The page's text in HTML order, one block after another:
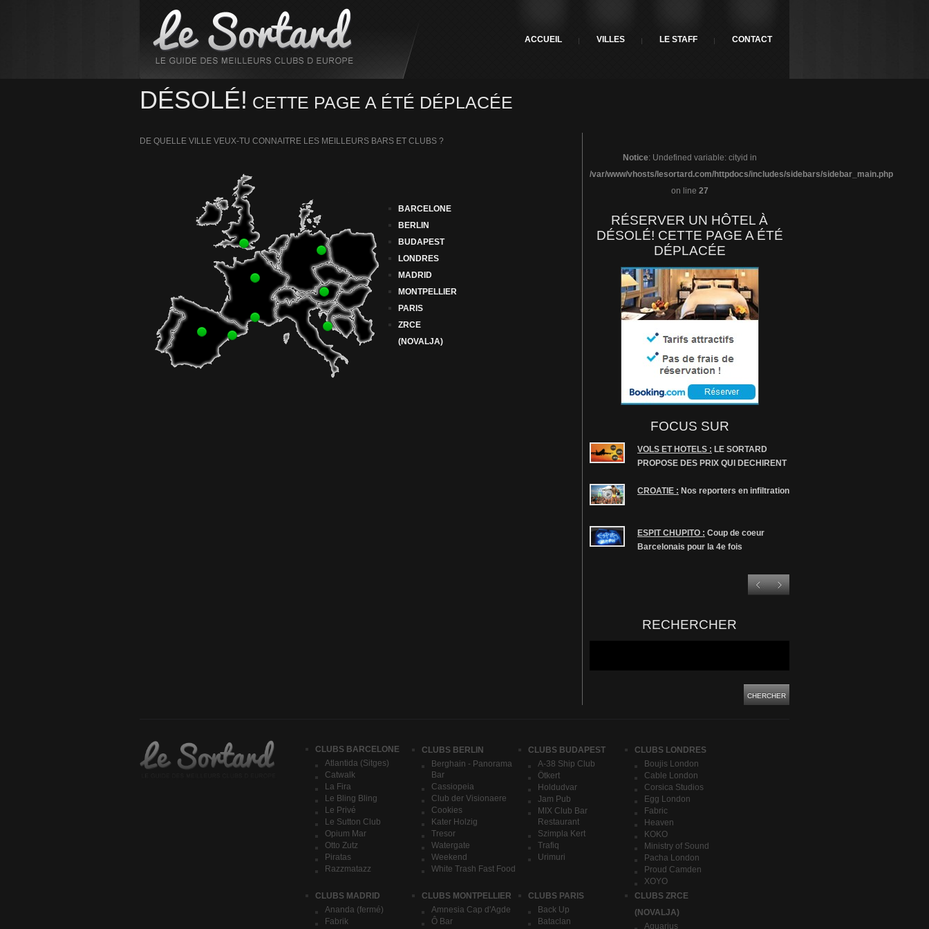
ACCUEIL VILLES LE STAFF CONTACT
DÉSOLÉ! CETTE PAGE A ÉTÉ DÉPLACÉE
DE QUELLE VILLE VEUX-TU CONNAITRE LES MEILLEURS BARS ET CLUBS ?
BARCELONE
BERLIN
BUDAPEST
LONDRES
MADRID
MONTPELLIER
PARIS
ZRCE
(NOVALJA)
Notice: Undefined variable: cityid in
/var/www/vhosts/lesortard.com/httpdocs/includes/sidebars/sidebar_main.php
on line 27
RÉSERVER UN HÔTEL À
DÉSOLÉ! CETTE PAGE A ÉTÉ
DÉPLACÉE
FOCUS SUR
VOLS ET HOTELS : LE SORTARD
PROPOSE DES PRIX QUI DECHIRENT
CROATIE : Nos reporters en infiltration
ESPIT CHUPITO : Coup de coeur
Barcelonais pour la 4e fois
RECHERCHER
CHERCHER
CLUBS BARCELONE
Atlantida (Sitges)
Catwalk
La Fira
Le Bling Bling
Le Privé
Le Sutton Club
Opium Mar
Otto Zutz
Piratas
Razzmatazz
CLUBS BERLIN
Berghain - Panorama
Bar
Cassiopeia
Club der Visionaere
Cookies
Kater Holzig
Tresor
Watergate
Weekend
White Trash Fast Food
CLUBS BUDAPEST
A-38 Ship Club
Ötkert
Holdudvar
Jam Pub
MIX Club Bar
Restaurant
Szimpla Kert
Trafiq
Urimuri
CLUBS LONDRES
Boujis London
Cable London
Corsica Studios
Egg London
Fabric
Heaven
KOKO
Ministry of Sound
Pacha London
Proud Camden
XOYO
CLUBS MADRID
Ananda (fermé)
Fabrik
CLUBS MONTPELLIER
Amnesia Cap d'Agde
Ô Bar
CLUBS PARIS
Back Up
Bataclan
CLUBS ZRCE
(NOVALJA)
Aquarius